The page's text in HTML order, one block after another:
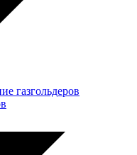
газгольдеров